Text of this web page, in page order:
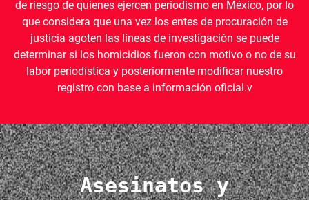
de riesgo de quienes ejercen periodismo en México, por lo
que considera que una vez los entes de procuración de
justicia agoten las líneas de investigación se puede
determinar si los homicidios fueron con motivo o no de su
labor periodística y posteriormente modificar nuestro
registro con base a información oficial.v
Asesinatos y